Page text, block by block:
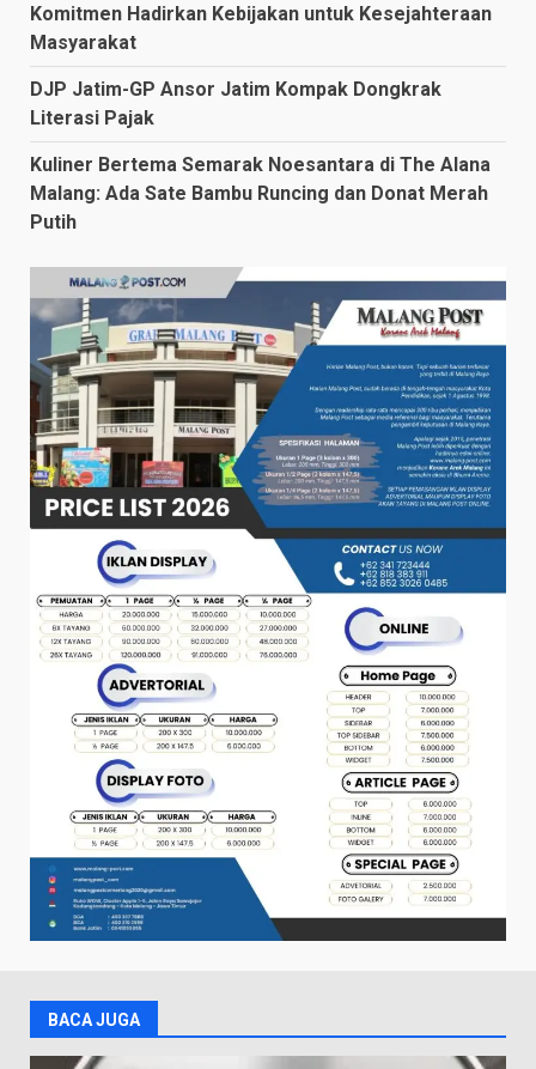
Komitmen Hadirkan Kebijakan untuk Kesejahteraan
Masyarakat
DJP Jatim-GP Ansor Jatim Kompak Dongkrak
Literasi Pajak
Kuliner Bertema Semarak Noesantara di The Alana
Malang: Ada Sate Bambu Runcing dan Donat Merah
Putih
BACA JUGA